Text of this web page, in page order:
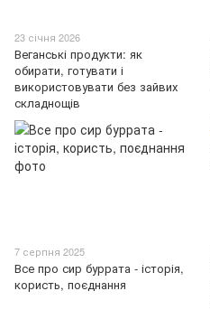
23 січня 2026
Веганські продукти: як
обирати, готувати і
використовувати без зайвих
складнощів
7 серпня 2025
Все про сир буррата - історія,
користь, поєднання